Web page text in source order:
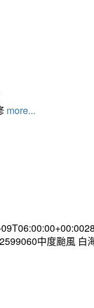
more...
中度颱風 白